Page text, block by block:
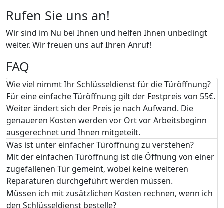
Rufen Sie uns an!
Wir sind im Nu bei Ihnen und helfen Ihnen unbedingt
weiter. Wir freuen uns auf Ihren Anruf!
FAQ
Wie viel nimmt Ihr Schlüsseldienst für die Türöffnung?
Für eine einfache Türöffnung gilt der Festpreis von 55€.
Weiter ändert sich der Preis je nach Aufwand. Die
genaueren Kosten werden vor Ort vor Arbeitsbeginn
ausgerechnet und Ihnen mitgeteilt.
Was ist unter einfacher Türöffnung zu verstehen?
Mit der einfachen Türöffnung ist die Öffnung von einer
zugefallenen Tür gemeint, wobei keine weiteren
Reparaturen durchgeführt werden müssen.
Müssen ich mit zusätzlichen Kosten rechnen, wenn ich
den Schlüsseldienst bestelle?